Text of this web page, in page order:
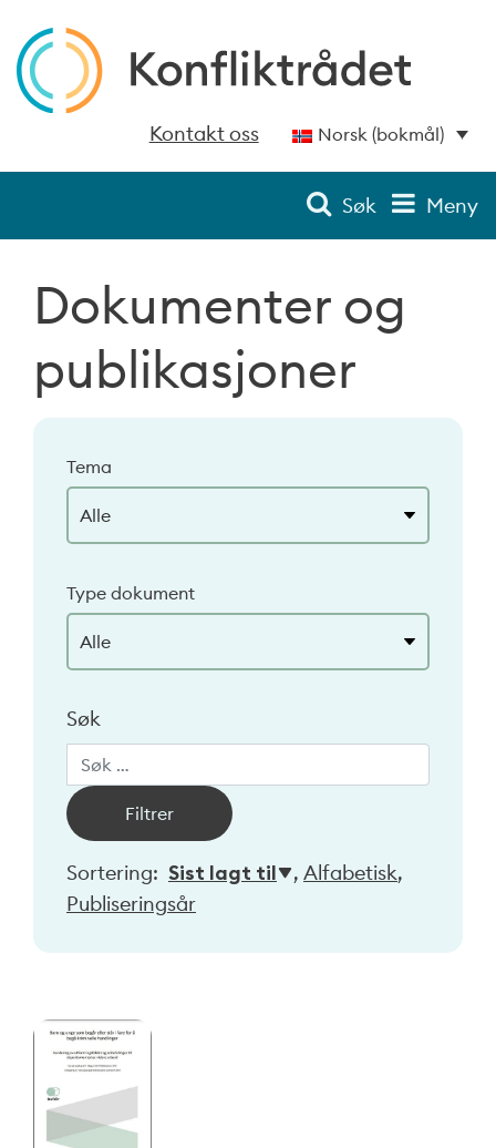
Kontakt oss Norsk (bokmål)
Søk Meny
Dokumenter og
publikasjoner
Tema
Type dokument
Søk
Sortering: Sist lagt til , Alfabetisk,
Publiseringsår